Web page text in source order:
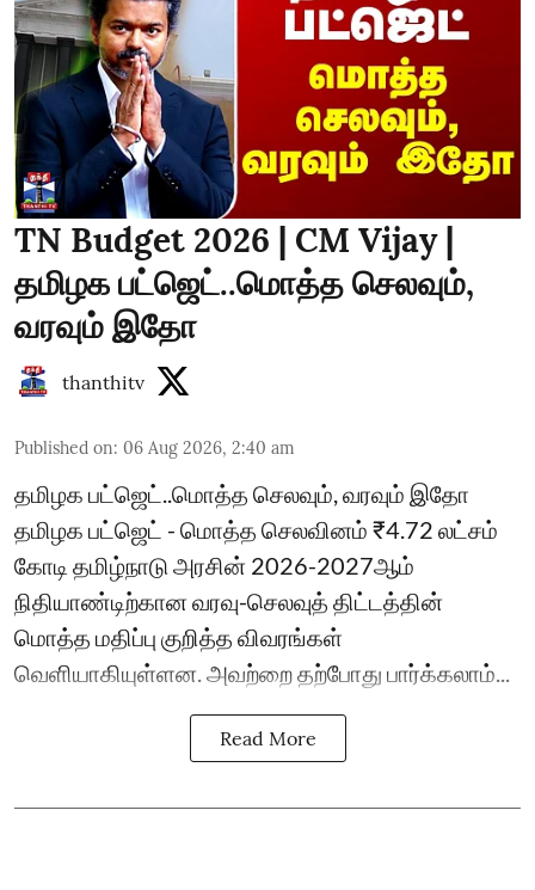
TN Budget 2026 | CM Vijay |
தமிழக பட்ஜெட்..மொத்த செலவும்,
வரவும் இதோ
thanthitv
Published on: 06 Aug 2026, 2:40 am
தமிழக பட்ஜெட்..மொத்த செலவும், வரவும் இதோ
தமிழக பட்ஜெட் - மொத்த செலவினம் ₹4.72 லட்சம்
கோடி தமிழ்நாடு அரசின் 2026-2027ஆம்
நிதியாண்டிற்கான வரவு-செலவுத் திட்டத்தின்
மொத்த மதிப்பு குறித்த விவரங்கள்
வெளியாகியுள்ளன. அவற்றை தற்போது பார்க்கலாம்...
Read More